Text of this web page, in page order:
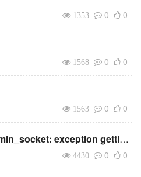
1353 0 0
1568 0 0
1563 0 0
ceph增加mon节点报错admin_socket: exception getting command descriptions: [Errno 2] No such file or directory
4430 0 0